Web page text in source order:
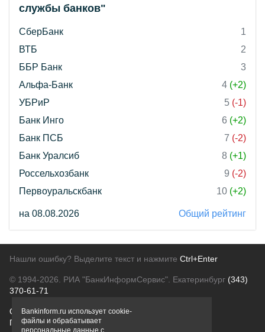
службы банков"
СберБанк
1
ВТБ
2
ББР Банк
3
Альфа-Банк
4 (+2)
УБРиР
5 (-1)
Банк Инго
6 (+2)
Банк ПСБ
7 (-2)
Банк Уралсиб
8 (+1)
Россельхозбанк
9 (-2)
Первоуральскбанк
10 (+2)
на 08.08.2026 Общий рейтинг
Нашли ошибку? Выделите текст и нажмите Ctrl+Enter
© 1994-2026. РИА "БанкИнформСервис". Екатеринбург (343)
370-61-71
О проектеПолитика конфиденциальности
Правовая информацияДля рекламодателей
Bankinform.ru использует cookie-
файлы и обрабатывает
персональные данные с